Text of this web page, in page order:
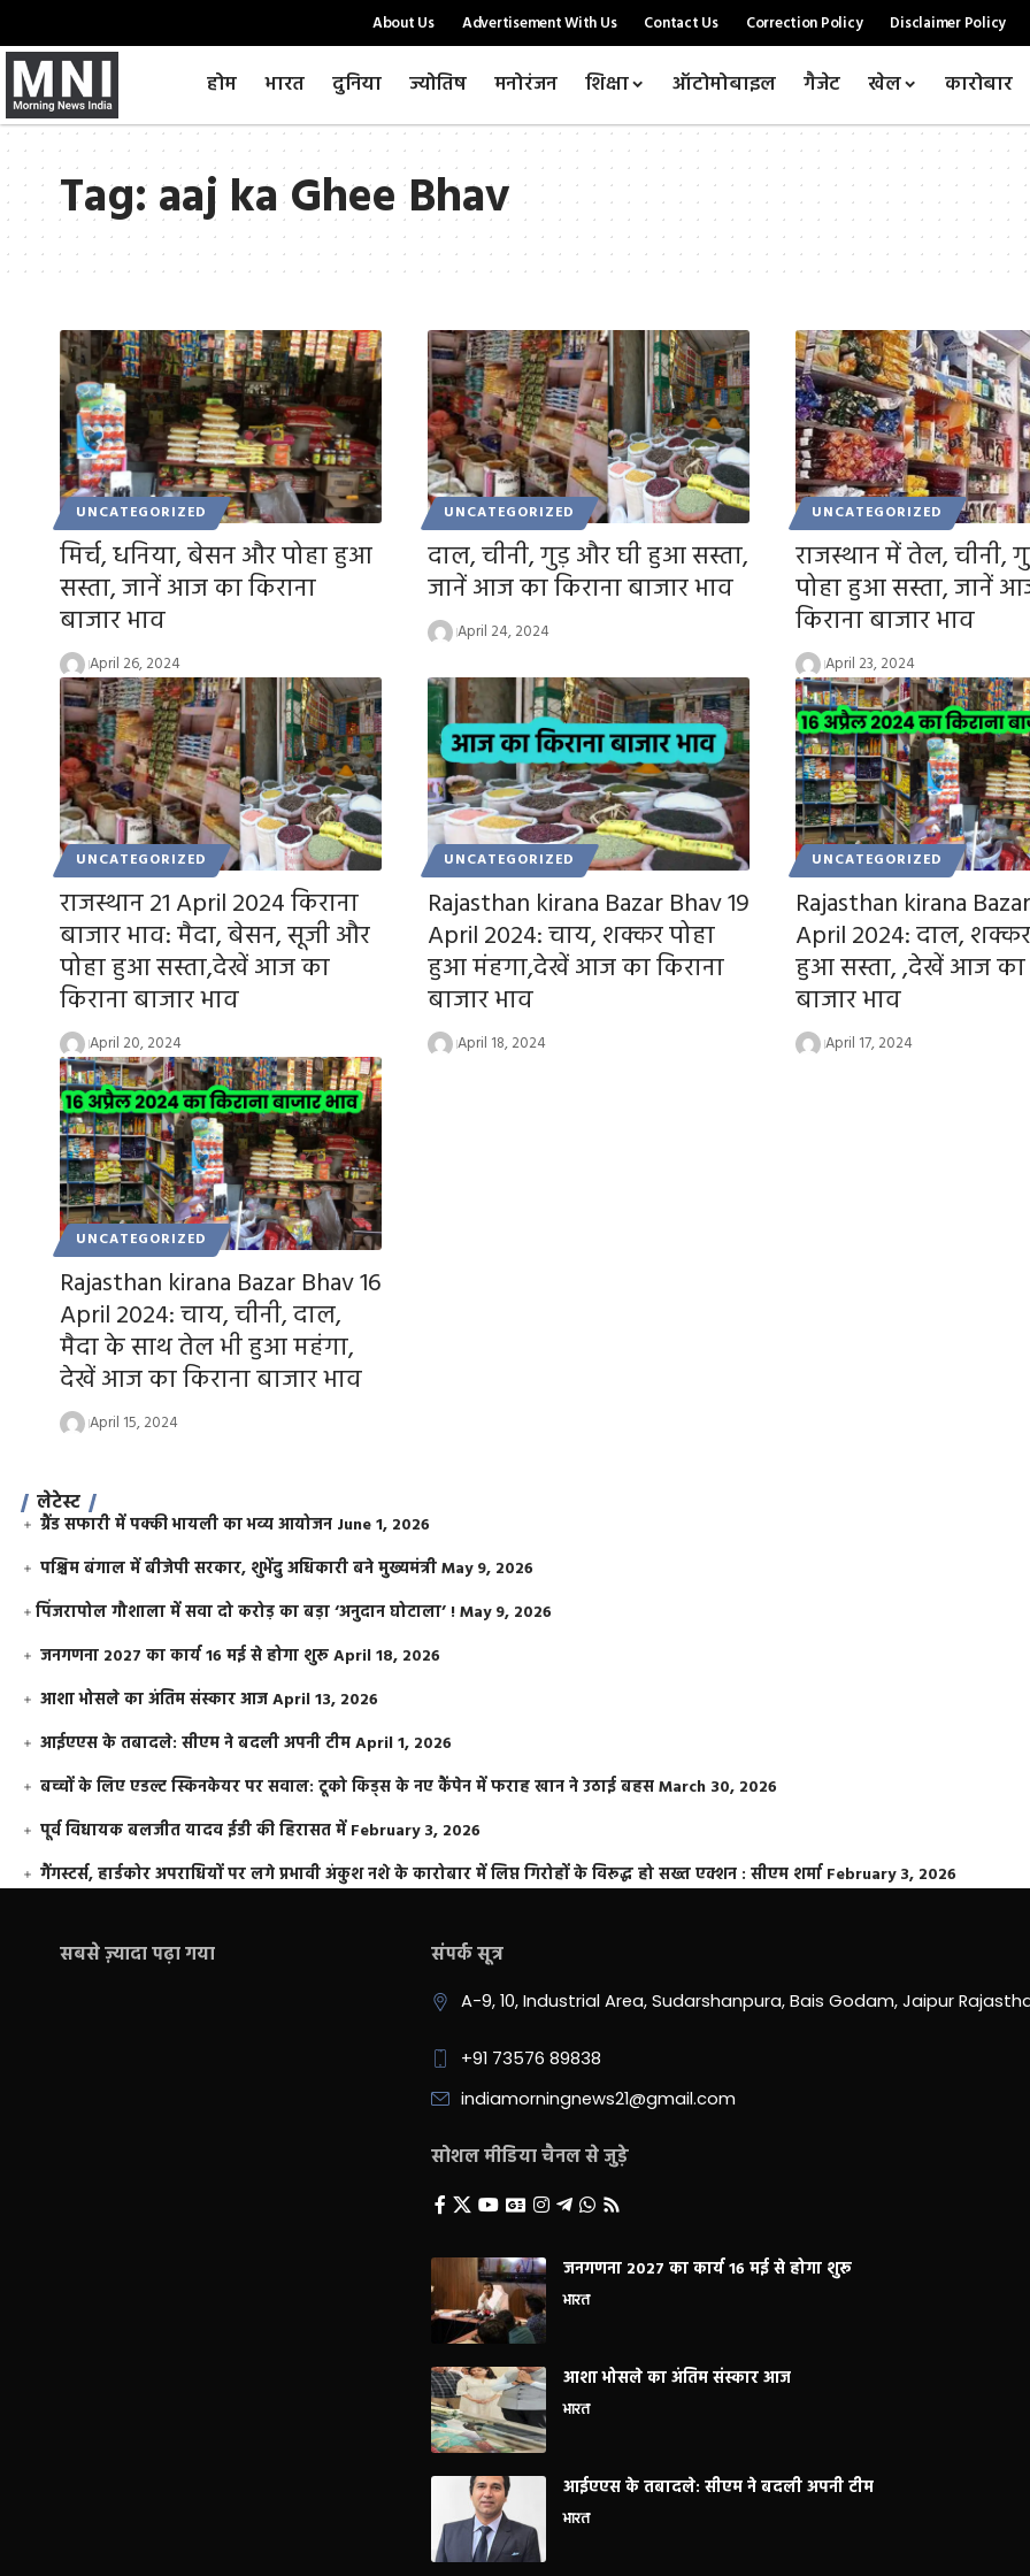
About Us Advertisement With Us Contact Us Correction Policy Disclaimer Policy
होम भारत दुनिया ज्योतिष मनोरंजन शिक्षा ऑटोमोबाइल गैजेट खेल कारोबार
Tag:aaj ka Ghee Bhav
UNCATEGORIZED
मिर्च, धनिया, बेसन और पोहा हुआ
सस्ता, जानें आज का किराना
बाजार भाव
April 26, 2024
UNCATEGORIZED
दाल, चीनी, गुड़ और घी हुआ सस्ता,
जानें आज का किराना बाजार भाव
April 24, 2024
UNCATEGORIZED
राजस्थान में तेल, चीनी,
पोहा हुआ सस्ता, जानें
किराना बाजार भाव
April 23, 2024
UNCATEGORIZED
राजस्थान 21 April 2024 किराना
बाजार भाव: मैदा, बेसन, सूजी और
पोहा हुआ सस्ता,देखें आज का
किराना बाजार भाव
April 20, 2024
UNCATEGORIZED
Rajasthan kirana Bazar Bhav 19
April 2024: चाय, शक्कर पोहा
हुआ मंहगा,देखें आज का किराना
बाजार भाव
April 18, 2024
UNCATEGORIZED
Rajasthan kirana
April 2024: दाल,
हुआ सस्ता, ,देखें आज का
बाजार भाव
April 17, 2024
UNCATEGORIZED
Rajasthan kirana Bazar Bhav 16
April 2024: चाय, चीनी, दाल,
मैदा के साथ तेल भी हुआ महंगा,
देखें आज का किराना बाजार भाव
April 15, 2024
लेटेस्ट
ग्रैंड सफारी में पक्की भायली का भव्य आयोजन June 1, 2026
पश्चिम बंगाल में बीजेपी सरकार, शुभेंदु अधिकारी बने मुख्यमंत्रीMay 9, 2026
​पिंजरापोल गौशाला में सवा दो करोड़ का बड़ा ‘अनुदान घोटाला’ !May 9, 2026
जनगणना 2027 का कार्य 16 मई से होगा शुरूApril 18, 2026
आशा भोसले का अंतिम संस्कार आजApril 13, 2026
आईएएस के तबादले: सीएम ने बदली अपनी टीमApril 1, 2026
बच्चों के लिए एडल्ट स्किनकेयर पर सवाल: टूको किड्स के नए कैंपेन में फराह खान ने उठाई बहसMarch 30, 2026
पूर्व विधायक बलजीत यादव ईडी की हिरासत में February 3, 2026
गैंगस्टर्स, हार्डकोर अपराधियों पर लगे प्रभावी अंकुश नशे के कारोबार में लिप्त गिरोहों के विरूद्ध हो सख्त एक्शन : सीएम शर्मा February 3, 2026
सबसे ज़्यादा पढ़ा गया संपर्क सूत्र
A-9, 10, Industrial Area, Sudarshanpura, Bais Godam, Jaipur
+91 73576 89838
indiamorningnews21@gmail.com
सोशल मीडिया चैनल से जुड़े
जनगणना 2027 का कार्य 16 मई से होगा शुरू
भारत
आशा भोसले का अंतिम संस्कार आज
भारत
आईएएस के तबादले: सीएम ने बदली अपनी टीम
भारत